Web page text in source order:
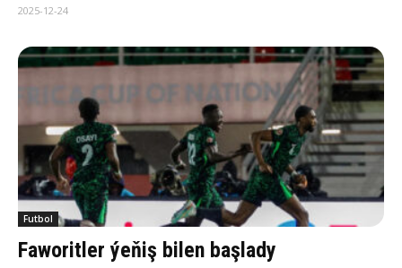
2025-12-24
Futbol
Faworitler ýeňiş bilen başlady